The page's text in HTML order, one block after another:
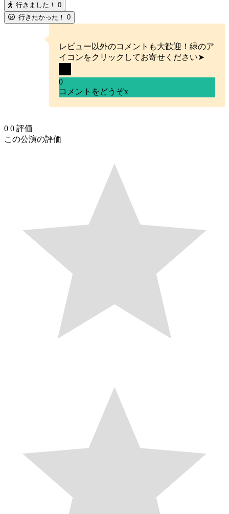
行きました！ 0
行きたかった！ 0
レビュー以外のコメントも大歓迎！緑のア
イコンをクリックしてお寄せください➤
0
コメントをどうぞx
0 0 評価
この公演の評価